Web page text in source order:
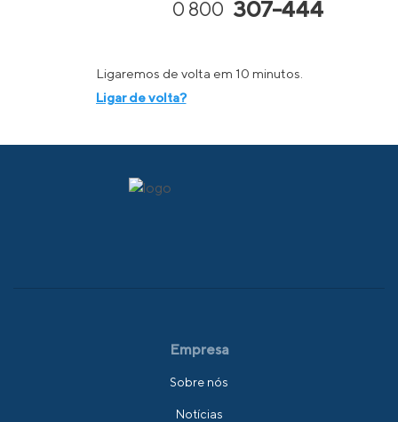
0 800 307-444
Ligaremos de volta em 10 minutos.
Ligar de volta?
Empresa
Sobre nós
Notícias